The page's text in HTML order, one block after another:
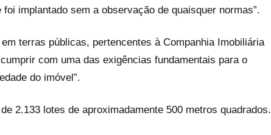
implantado sem a observação de quaisquer normas”.
terras públicas, pertencentes à Companhia Imobiliária
com uma das exigências fundamentais para o
do imóvel”.
2.133 lotes de aproximadamente 500 metros